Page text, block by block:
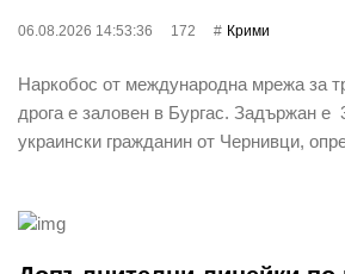
06.08.2026 14:53:36 172 Крими
Наркобос от международна мрежа за
дрога е заловен в Бургас. Задържан е
украински гражданин от Чернивци,